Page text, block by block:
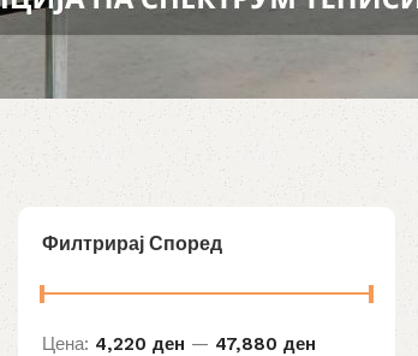
Филтрирај Според
Цена: 4,220 ден — 47,880 ден